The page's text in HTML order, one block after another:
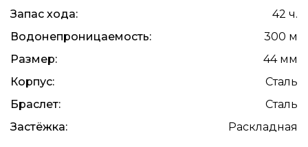
Запас хода:
42 ч.
Водонепроницаемость:
300 м
Размер:
44 мм
Корпус:
Сталь
Браслет:
Сталь
Застёжка:
Раскладная